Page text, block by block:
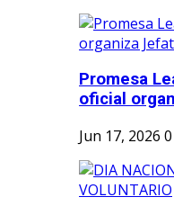
Promesa
oficial
Jun 17, 2026 0